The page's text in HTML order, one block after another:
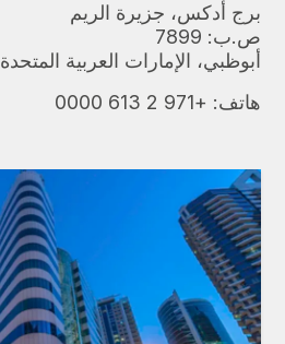
برج أدكس، جزيرة الريم
ص.ب: 7899
أبوظبي، الإمارات العربية المتحدة
هاتف: +971 2 613 0000